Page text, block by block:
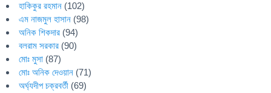
হাকিকুর রহমান (102)
এম নাজমুল হাসান (98)
অনিক শিকদার (94)
বলরাম সরকার (90)
মোঃ মুসা (87)
মোঃ অনিক দেওয়ান (71)
অর্ঘ্যদীপ চক্রবর্তী (69)